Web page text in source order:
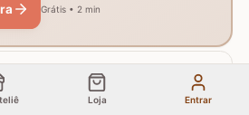
Grátis • 2 min
muitas dezenas viram essa semana
de crochê com BASE
Loja Entrar